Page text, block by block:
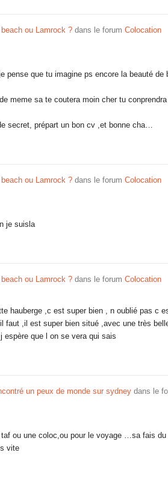
ou Lamrock ? dans le forum Colocation
pense que tu imagine ps encore la beauté de
meme sa te coutera moin cher tu conprendra
secret, prépart un bon cv ,et bonne cha…
ou Lamrock ? dans le forum Colocation
je suisla
ou Lamrock ? dans le forum Colocation
hauberge ,c est super bien , n oublié pas c
faut ,il est super bien situé ,avec une très
que l on se vera qui sais
un peux de monde sur sydney dans le
ou une coloc,ou pour le voyage …sa fais du
vite